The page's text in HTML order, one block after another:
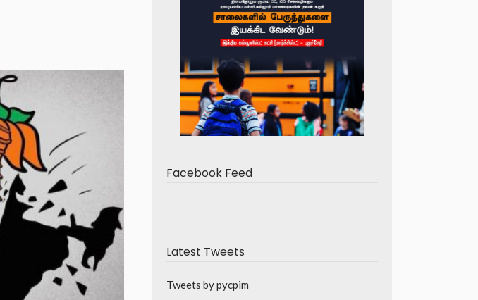
Facebook Feed
Latest Tweets
Tweets by pycpim